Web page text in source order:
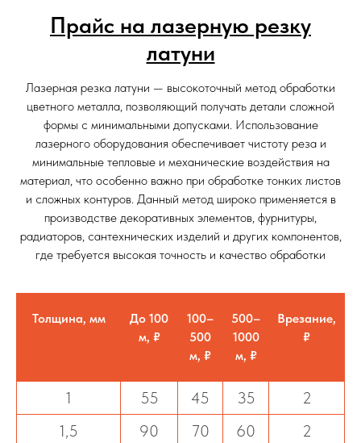
Прайс на лазерную резку
латуни
Лазерная резка латуни — высокоточный метод обработки
цветного металла, позволяющий получать детали сложной
формы с минимальными допусками. Использование
лазерного оборудования обеспечивает чистоту реза и
минимальные тепловые и механические воздействия на
материал, что особенно важно при обработке тонких листов
и сложных контуров. Данный метод широко применяется в
производстве декоративных элементов, фурнитуры,
радиаторов, сантехнических изделий и других компонентов,
где требуется высокая точность и качество обработки
Толщина, мм
До 100
м, ₽
100–
500
м, ₽
500–
1000
м, ₽
Врезание,
₽
1 55 45 35
2
1,5
90 70 60 2